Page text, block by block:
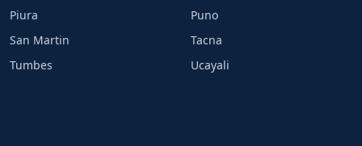
Piura
Puno
San Martin
Tacna
Tumbes
Ucayali